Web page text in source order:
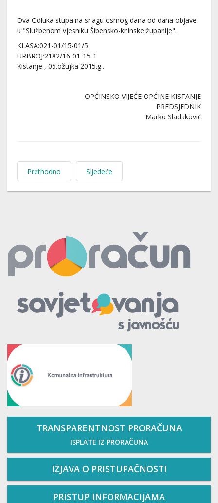
Ova Odluka stupa na snagu osmog dana od dana objave
u "Službenom vjesniku Šibensko-kninske županije".
KLASA:021-01/15-01/5
URBROJ:2182/16-01-15-1
Kistanje , 05.ožujka 2015.g..
OPĆINSKO VIJEĆE OPĆINE KISTANJE
PREDSJEDNIK
Marko Sladaković
Prethodno Sljedeće
TRANSPARENTNOST PRORAČUNA
ISPLATE IZ PRORAČUNA
IZJAVA O PRISTUPAČNOSTI
PRISTUP INFORMACIJAMA